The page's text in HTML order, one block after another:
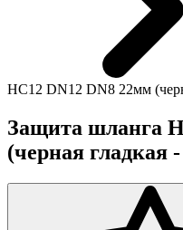
HC12 DN12 DN8 22мм
Защита шланга
(черная гладкая